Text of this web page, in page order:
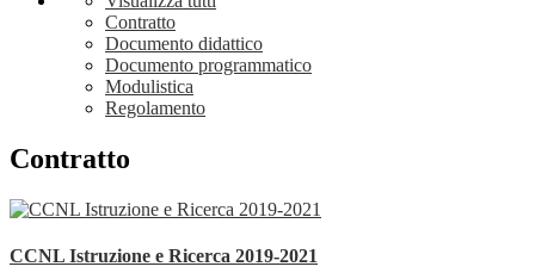
Contratto
Documento didattico
Documento programmatico
Modulistica
Regolamento
Contratto
CCNL Istruzione e Ricerca 2019-2021